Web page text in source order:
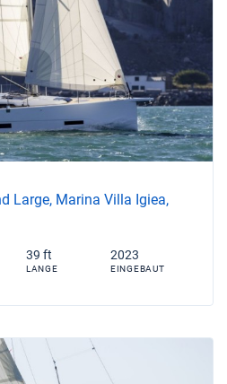
Large, Marina Villa Igiea,
39 ft
LANGE
2023
EINGEBAUT